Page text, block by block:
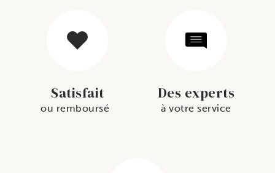
Satisfait
ou remboursé
Des experts
à votre service